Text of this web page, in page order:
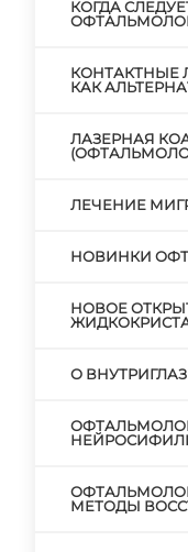
КОГДА
КОНТАКТНЫЕ
КАК
ЛАЗЕРНАЯ
ЛЕЧЕНИЕ
НОВИНКИ
НОВОЕ
О
МЕТОДЫ